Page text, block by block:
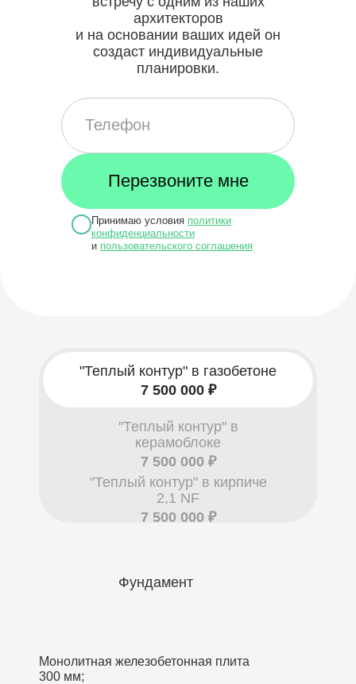
архитекторов
и на основании ваших идей он
создаст индивидуальные
планировки.
Принимаю условия политики
конфиденциальности
и пользовательского соглашения
"Теплый контур" в газобетоне
7 500 000 ₽
"Теплый контур" в
керамоблоке
7 500 000 ₽
"Теплый контур" в кирпиче
2,1 NF
7 500 000 ₽
Фундамент
Монолитная железобетонная плита
300 мм;